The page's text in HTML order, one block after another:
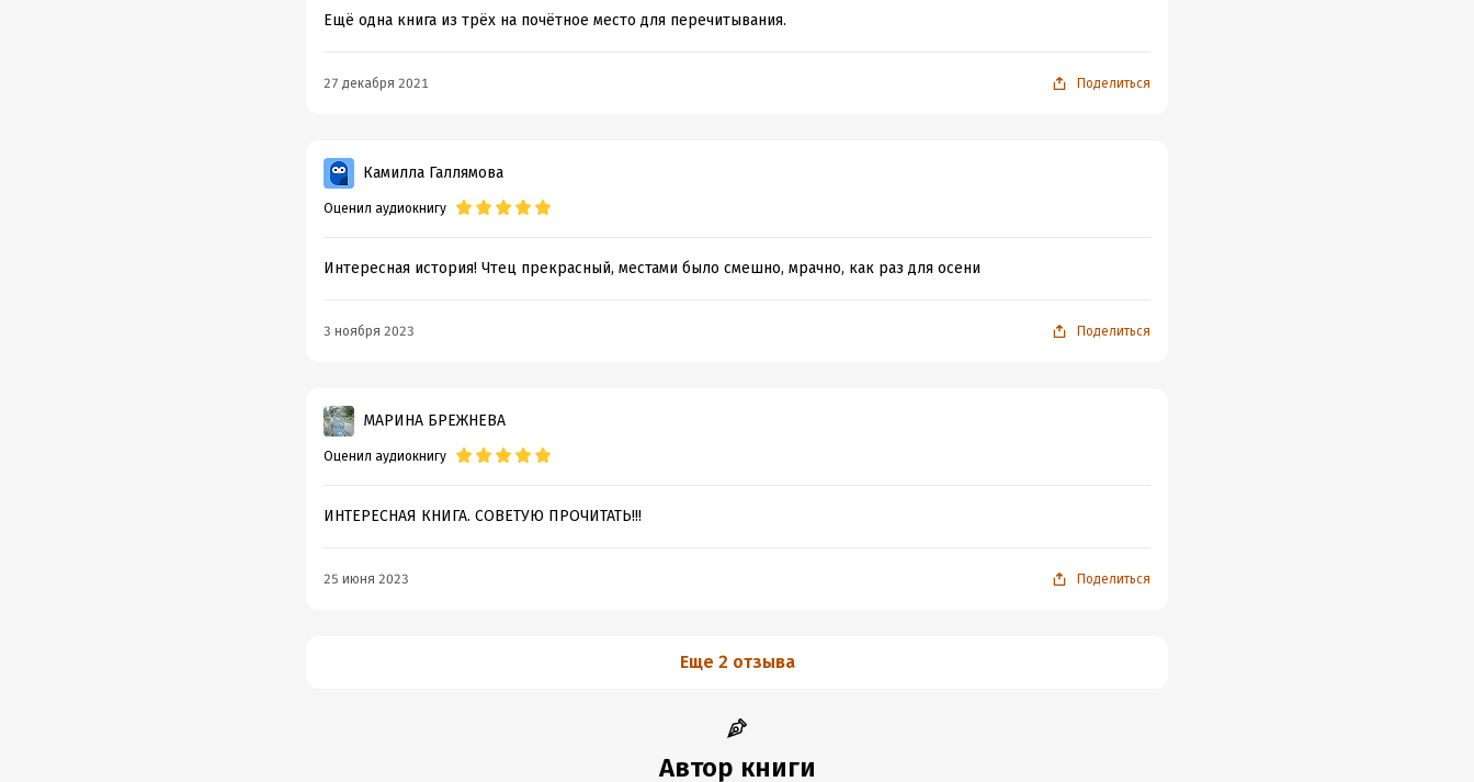
Ещё одна книга из трёх на почётное место для перечитывания.
27 декабря 2021 Поделиться
Камилла Галлямова
Оценил аудиокнигу
Интересная история! Чтец прекрасный, местами было смешно, мрачно, как раз для осени
3 ноября 2023 Поделиться
МАРИНА БРЕЖНЕВА
Оценил аудиокнигу
ИНТЕРЕСНАЯ КНИГА. СОВЕТУЮ ПРОЧИТАТЬ!!!
25 июня 2023 Поделиться
Еще 2 отзыва
Автор книги